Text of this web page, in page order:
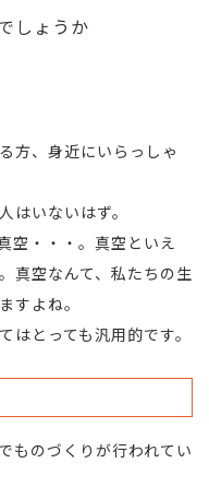
しょうか
方、身近にいらっしゃ
はいないはず。
空・・・。真空といえ
真空なんて、私たちの生
すよね。
とっても汎用的です。
ものづくりが行われてい